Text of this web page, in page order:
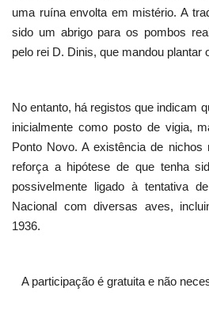
uma ruína envolta em mistério. A
sido um abrigo para os pombos
pelo rei D. Dinis, que mandou plantar
No entanto, há registos que indicam
inicialmente como posto de vigia,
Ponto Novo. A existência de nichos
reforça a hipótese de que tenha
possivelmente ligado à tentativa
Nacional com diversas aves,
1936.
A participação é gratuita e não